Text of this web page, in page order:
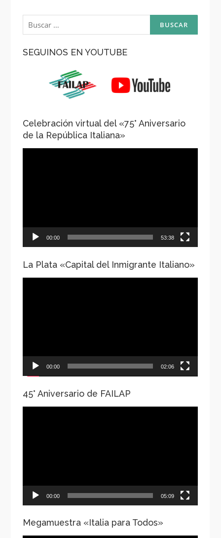
Buscar:
SEGUINOS EN YOUTUBE
Celebración virtual del «75° Aniversario
de la República Italiana»
00:00 53:38
La Plata «Capital del Inmigrante Italiano»
00:00 02:06
45° Aniversario de FAILAP
00:00 05:09
Megamuestra «Italia para Todos»